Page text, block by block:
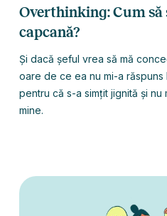
Overthinking: Cum să
capcană?
Și dacă șeful vrea să mă
oare de ce ea nu mi-a răspuns
pentru că s-a simțit jignită și
mine.